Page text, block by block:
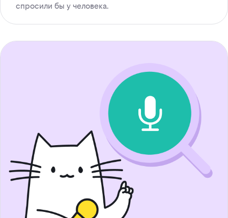
спросили бы у человека.